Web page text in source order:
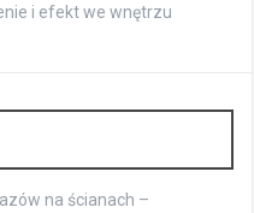
i efekt we wnętrzu
na ścianach –